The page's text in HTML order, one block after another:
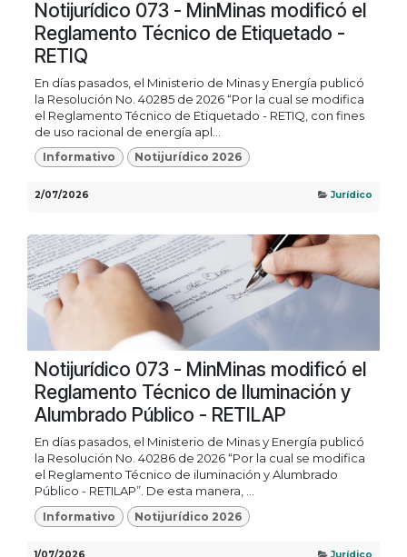
Notijurídico 073 - MinMinas modificó el
Reglamento Técnico de Etiquetado -
RETIQ
En días pasados, el Ministerio de Minas y Energía publicó
la Resolución No. 40285 de 2026 “Por la cual se modifica
el Reglamento Técnico de Etiquetado - RETIQ, con fines
de uso racional de energía apl...
Informativo Notijurídico 2026
2/07/2026 Jurídico
Notijurídico 073 - MinMinas modificó el
Reglamento Técnico de Iluminación y
Alumbrado Público - RETILAP
En días pasados, el Ministerio de Minas y Energía publicó
la Resolución No. 40286 de 2026 “Por la cual se modifica
el Reglamento Técnico de iluminación y Alumbrado
Público - RETILAP”. De esta manera, ...
Informativo Notijurídico 2026
1/07/2026 Jurídico